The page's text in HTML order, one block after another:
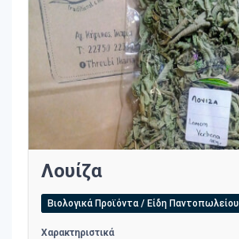
Λουίζα
Βιολογικά Προϊόντα / Είδη Παντοπωλείου
Χαρακτηριστικά